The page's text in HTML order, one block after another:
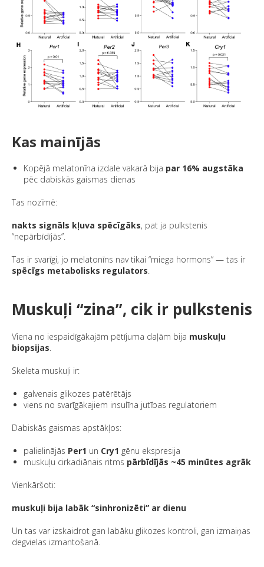
Kas mainījās
Kopējā melatonīna izdale vakarā bija par 16% augstāka
pēc dabiskās gaismas dienas
Tas nozīmē:
nakts signāls kļuva spēcīgāks, pat ja pulkstenis
“nepārbīdījās”.
Tas ir svarīgi, jo melatonīns nav tikai “miega hormons” — tas ir
spēcīgs metabolisks regulators.
Muskuļi “zina”, cik ir pulkstenis
Viena no iespaidīgākajām pētījuma daļām bija muskuļu
biopsijas.
Skeleta muskuļi ir:
galvenais glikozes patērētājs
viens no svarīgākajiem insulīna jutības regulatoriem
Dabiskās gaismas apstākļos:
palielinājās Per1 un Cry1 gēnu ekspresija
muskuļu cirkadiānais ritms pārbīdījās ~45 minūtes agrāk
Vienkāršoti:
muskuļi bija labāk “sinhronizēti” ar dienu
Un tas var izskaidrot gan labāku glikozes kontroli, gan izmaiņas
degvielas izmantošanā.